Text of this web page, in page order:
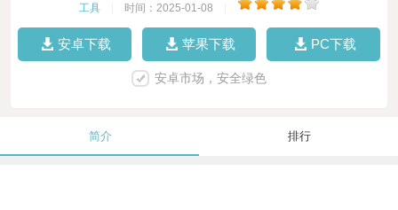
工具 时间：2025-01-08
安卓下载 苹果下载 PC下载
安卓市场，安全绿色
简介 排行